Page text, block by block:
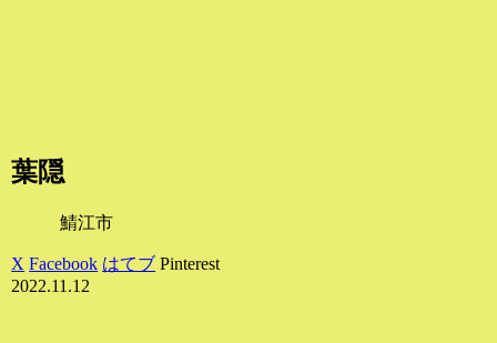
葉隠
鯖江市
X Facebook はてブ Pinterest
2022.11.12